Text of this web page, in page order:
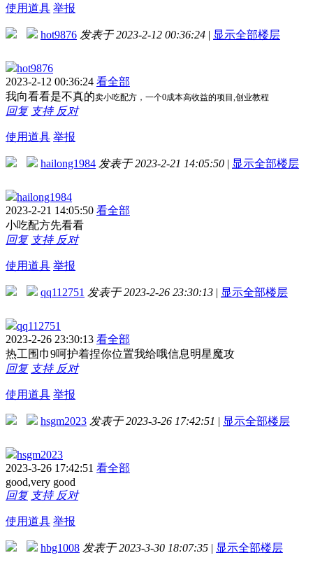
使用道具 举报
hot9876 发表于 2023-2-12 00:36:24 | 显示全部楼层
hot9876
2023-2-12 00:36:24 看全部
我向看看是不真的卖小吃配方，一个0成本高收益的项目,创业教程
回复 支持 反对
使用道具 举报
hailong1984 发表于 2023-2-21 14:05:50 | 显示全部楼层
hailong1984
2023-2-21 14:05:50 看全部
小吃配方先看看
回复 支持 反对
使用道具 举报
qq112751 发表于 2023-2-26 23:30:13 | 显示全部楼层
qq112751
2023-2-26 23:30:13 看全部
热工围巾9呵护着捏你位置我给哦信息明星魔攻
回复 支持 反对
使用道具 举报
hsgm2023 发表于 2023-3-26 17:42:51 | 显示全部楼层
hsgm2023
2023-3-26 17:42:51 看全部
good,very good
回复 支持 反对
使用道具 举报
hbg1008 发表于 2023-3-30 18:07:35 | 显示全部楼层